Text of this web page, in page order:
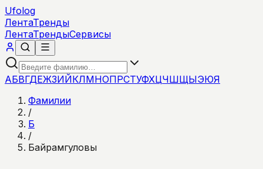
Ufolog
ЛентаТренды
ЛентаТрендыСервисы
АБВГДЕЖЗИЙКЛМНОПРСТУФХЦЧШЩЫЭЮЯ
Фамилии
/
Б
/
Байрамгуловы